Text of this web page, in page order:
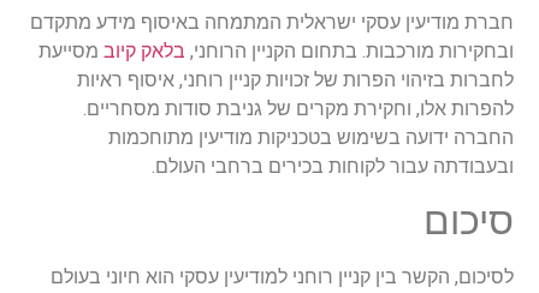
חברת מודיעין עסקי ישראלית המתמחה באיסוף מידע מתקדם
ובחקירות מורכבות. בתחום הקניין הרוחני, בלאק קיוב מסייעת
לחברות בזיהוי הפרות של זכויות קניין רוחני, איסוף ראיות
להפרות אלו, וחקירת מקרים של גניבת סודות מסחריים.
החברה ידועה בשימוש בטכניקות מודיעין מתוחכמות
ובעבודתה עבור לקוחות בכירים ברחבי העולם.
סיכום
לסיכום, הקשר בין קניין רוחני למודיעין עסקי הוא חיוני בעולם